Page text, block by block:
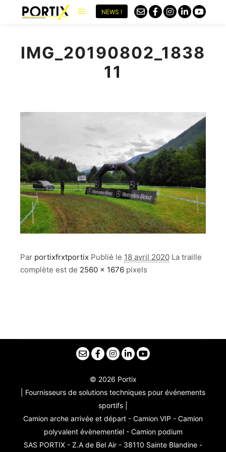
NEWS !
IMG_20190802_1838
11
Par portixfrxtportix Publié le 18 avril 2020 La traille
complète est de 2560 × 1676 pixels
© 2026 Portix
| Fournisseurs de solutions techniques pour événements
sportifs |
Camion arche arrivée et départ - Camion VIP - Camion
polyvalent évènementiel - Camion podium
SAS PORTIX - Z.A de Bel Air - 38110 Sainte Blandine -